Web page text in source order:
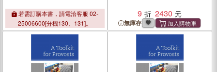
若需訂購本書，請電洽客服 02-
25006600[分機130、131]。
9
2430
無庫存